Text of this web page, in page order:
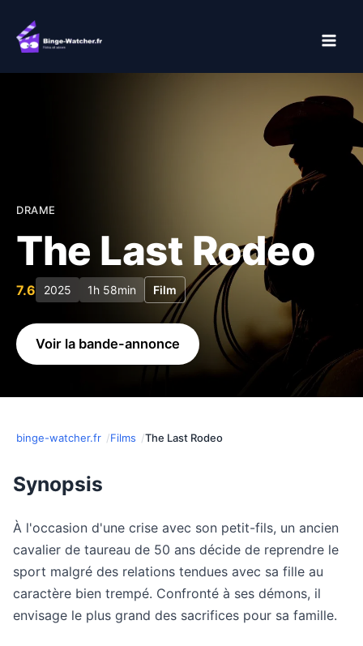
contenu
DRAME
The Last Rodeo
7.6 2025 1h 58min Film
Voir la bande-annonce
binge-watcher.fr Films The Last Rodeo
Synopsis
À l'occasion d'une crise avec son petit-fils, un ancien
cavalier de taureau de 50 ans décide de reprendre le
sport malgré des relations tendues avec sa fille au
caractère bien trempé. Confronté à ses démons, il
envisage le plus grand des sacrifices pour sa famille.